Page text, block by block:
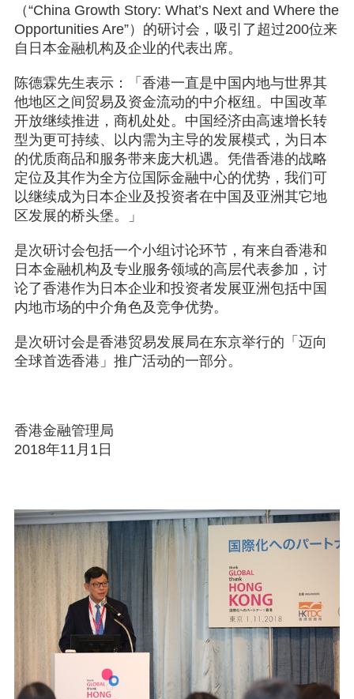
（“China Growth Story: What’s Next and Where the
Opportunities Are”）的研讨会，吸引了超过200位来
自日本金融机构及企业的代表出席。
陈德霖先生表示：「香港一直是中国内地与世界其
他地区之间贸易及资金流动的中介枢纽。中国改革
开放继续推进，商机处处。中国经济由高速增长转
型为更可持续、以内需为主导的发展模式，为日本
的优质商品和服务带来庞大机遇。凭借香港的战略
定位及其作为全方位国际金融中心的优势，我们可
以继续成为日本企业及投资者在中国及亚洲其它地
区发展的桥头堡。」
是次研讨会包括一个小组讨论环节，有来自香港和
日本金融机构及专业服务领域的高层代表参加，讨
论了香港作为日本企业和投资者发展亚洲包括中国
内地市场的中介角色及竞争优势。
是次研讨会是香港贸易发展局在东京举行的「迈向
全球首选香港」推广活动的一部分。
香港金融管理局
2018年11月1日